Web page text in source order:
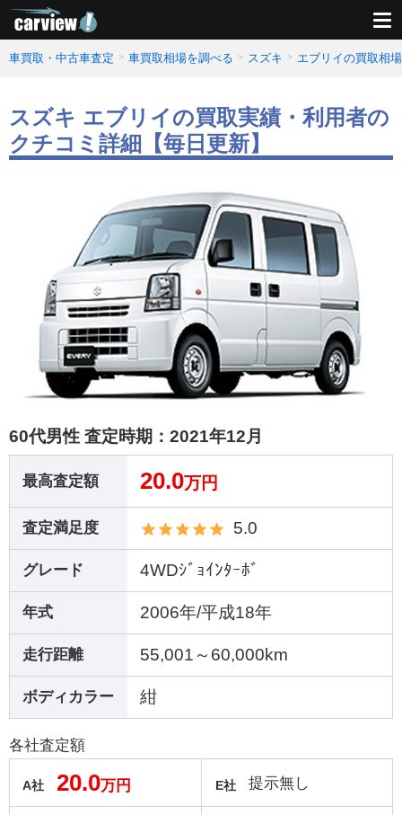
車買取・中古車査定 車買取相場を調べる スズキ エブリイの買取相
スズキ エブリイの買取実績・利用者の
クチコミ詳細【毎日更新】
60代男性 査定時期： 2021年12月
最高査定額 20.0万円
査定満足度 5.0
グレード 4WDｼﾞｮｲﾝﾀｰﾎﾞ
年式 2006年/平成18年
走行距離 55,001～60,000km
ボディカラー 紺
各社査定額
A社 20.0万円 E社 提示無し